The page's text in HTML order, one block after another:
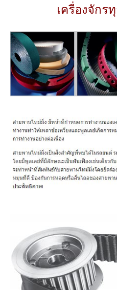
เครื่องจักร